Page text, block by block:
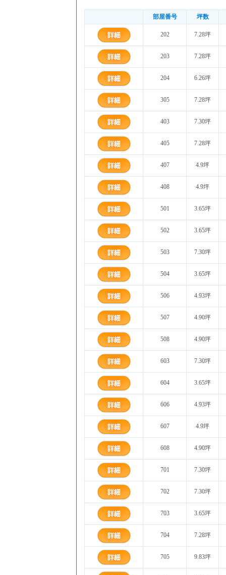
部屋番号 坪数
202 7.28坪
203 7.28坪
204 6.26坪
305 7.28坪
403 7.30坪
405 7.28坪
407 4.9坪
408 4.9坪
501 3.65坪
502 3.65坪
503 7.30坪
504 3.65坪
506 4.93坪
507 4.90坪
508 4.90坪
603 7.30坪
604 3.65坪
606 4.93坪
607 4.9坪
608 4.90坪
701 7.30坪
702 7.30坪
703 3.65坪
704 7.28坪
705 9.83坪